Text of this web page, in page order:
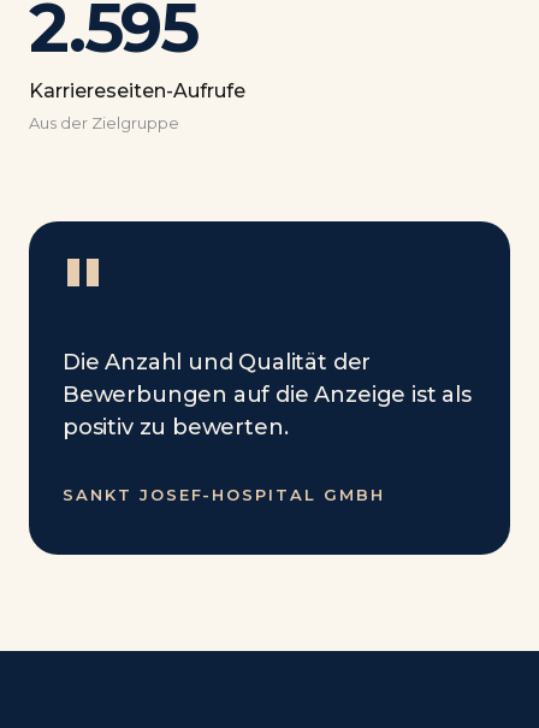
2.595
Karriereseiten-Aufrufe
Aus der Zielgruppe
"
Die Anzahl und Qualität der
Bewerbungen auf die Anzeige ist als
positiv zu bewerten.
SANKT JOSEF-HOSPITAL GMBH